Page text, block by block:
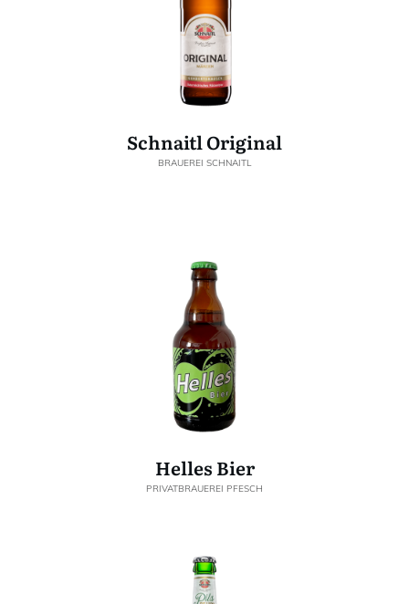
Schnaitl Original
BRAUEREI SCHNAITL
Helles Bier
PRIVATBRAUEREI PFESCH